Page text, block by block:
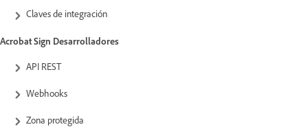
Claves de integración
Acrobat Sign Desarrolladores
API REST
Webhooks
Zona protegida